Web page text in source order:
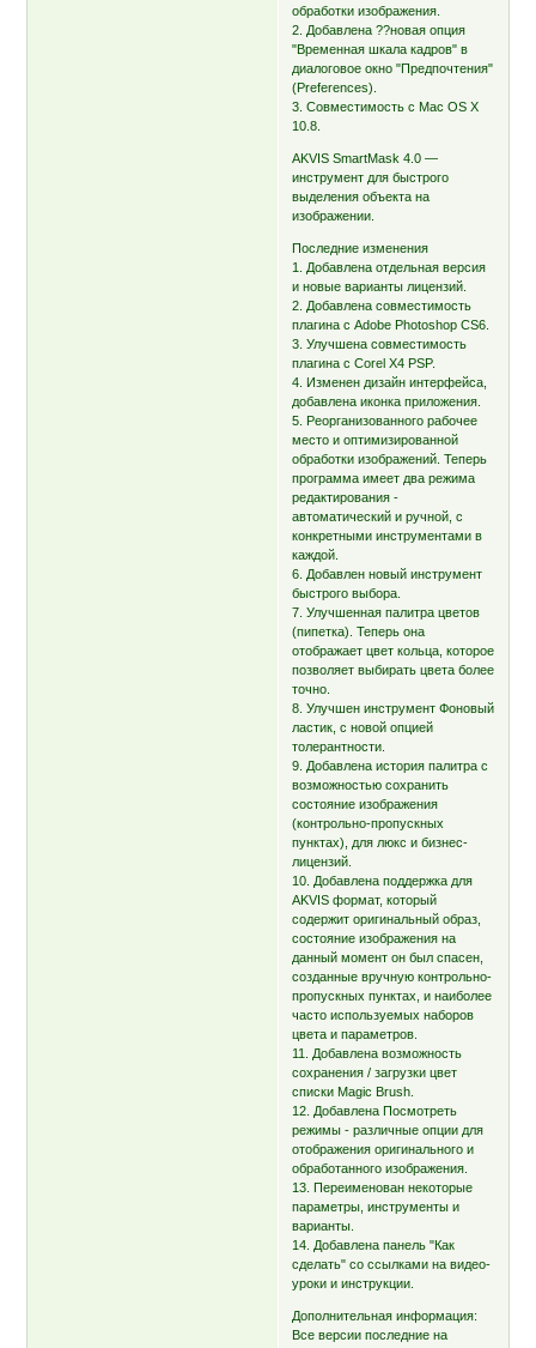
обработки изображения.
2. Добавлена ??новая опция
"Временная шкала кадров" в
диалоговое окно "Предпочтения"
(Preferences).
3. Совместимость с Mac OS X
10.8.
AKVIS SmartMask 4.0 —
инструмент для быстрого
выделения объекта на
изображении.
Последние изменения
1. Добавлена отдельная версия
и новые варианты лицензий.
2. Добавлена совместимость
плагина с Adobe Photoshop CS6.
3. Улучшена совместимость
плагина с Corel X4 PSP.
4. Изменен дизайн интерфейса,
добавлена иконка приложения.
5. Реорганизованного рабочее
место и оптимизированной
обработки изображений. Теперь
программа имеет два режима
редактирования -
автоматический и ручной, с
конкретными инструментами в
каждой.
6. Добавлен новый инструмент
быстрого выбора.
7. Улучшенная палитра цветов
(пипетка). Теперь она
отображает цвет кольца, которое
позволяет выбирать цвета более
точно.
8. Улучшен инструмент Фоновый
ластик, с новой опцией
толерантности.
9. Добавлена история палитра с
возможностью сохранить
состояние изображения
(контрольно-пропускных
пунктах), для люкс и бизнес-
лицензий.
10. Добавлена поддержка для
AKVIS формат, который
содержит оригинальный образ,
состояние изображения на
данный момент он был спасен,
созданные вручную контрольно-
пропускных пунктах, и наиболее
часто используемых наборов
цвета и параметров.
11. Добавлена возможность
сохранения / загрузки цвет
списки Magic Brush.
12. Добавлена Посмотреть
режимы - различные опции для
отображения оригинального и
обработанного изображения.
13. Переименован некоторые
параметры, инструменты и
варианты.
14. Добавлена панель "Как
сделать" со ссылками на видео-
уроки и инструкции.
Дополнительная информация:
Все версии последние на